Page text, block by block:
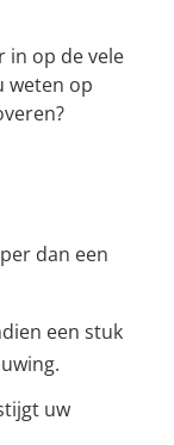
in op de vele
weten op
dan een
een stuk
uw